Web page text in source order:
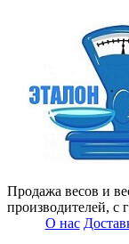
Продажа весов и
производителей, с
О нас